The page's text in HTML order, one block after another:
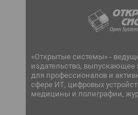
«Открытые системы» -
издательство,
для профессионалов и
сфере ИТ, цифровых
медицины и полиграфии,